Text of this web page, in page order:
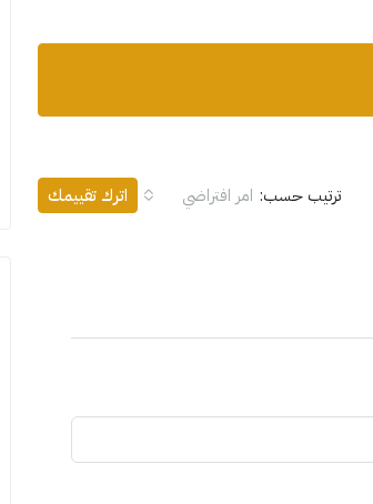
ترتيب حسب: امر افتراضي اترك تقييمك